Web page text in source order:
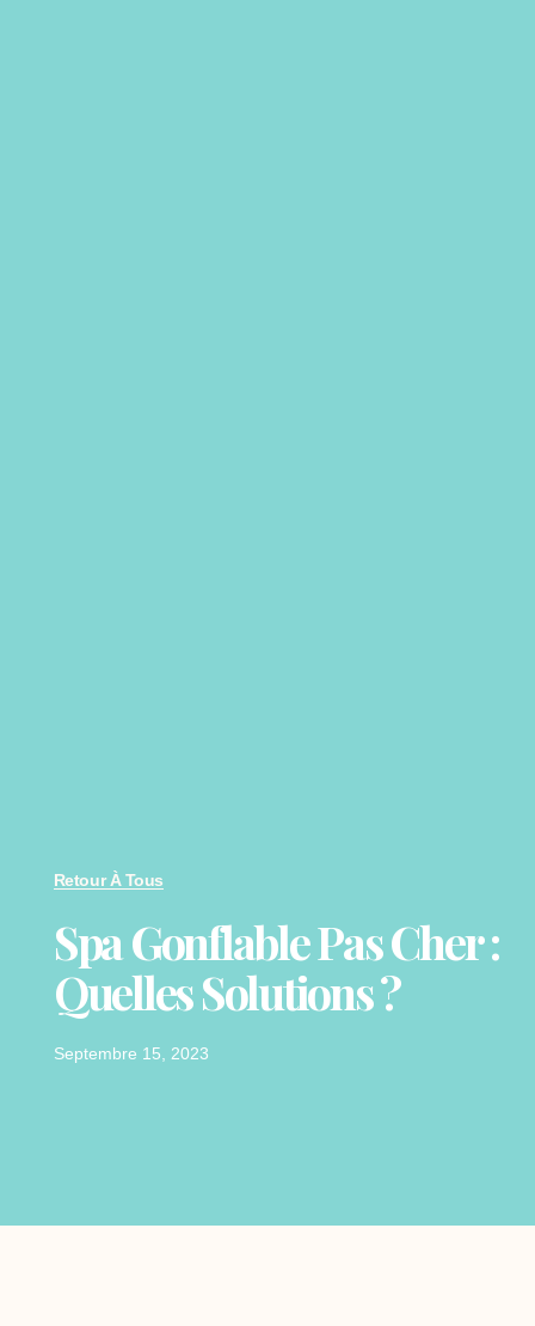
Retour À Tous
Spa Gonflable Pas Cher :
Quelles Solutions ?
Septembre 15, 2023